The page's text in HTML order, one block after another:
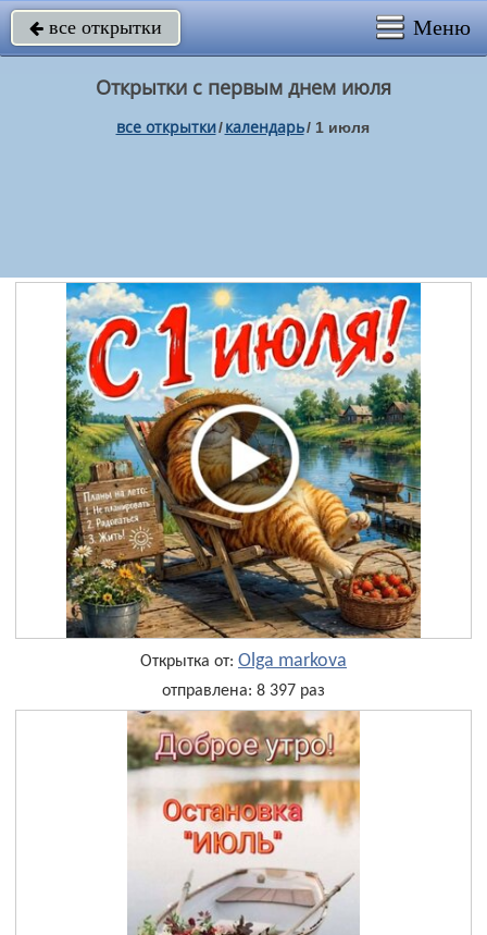
 все открытки Меню
Открытки с первым днем июля
все открытки/ календарь/ 1 июля
Открытка от: Olga markova
отправлена: 8 397 раз